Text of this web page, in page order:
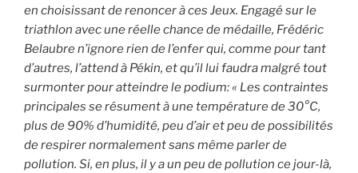
en choisissant de renoncer à ces Jeux. Engagé sur le
triathlon avec une réelle chance de médaille, Frédéric
Belaubre n’ignore rien de l’enfer qui, comme pour tant
d’autres, l’attend à Pékin, et qu’il lui faudra malgré tout
surmonter pour atteindre le podium: « Les contraintes
principales se résument à une température de 30°C,
plus de 90% d’humidité, peu d’air et peu de possibilités
de respirer normalement sans même parler de
pollution. Si, en plus, il y a un peu de pollution ce jour-là,